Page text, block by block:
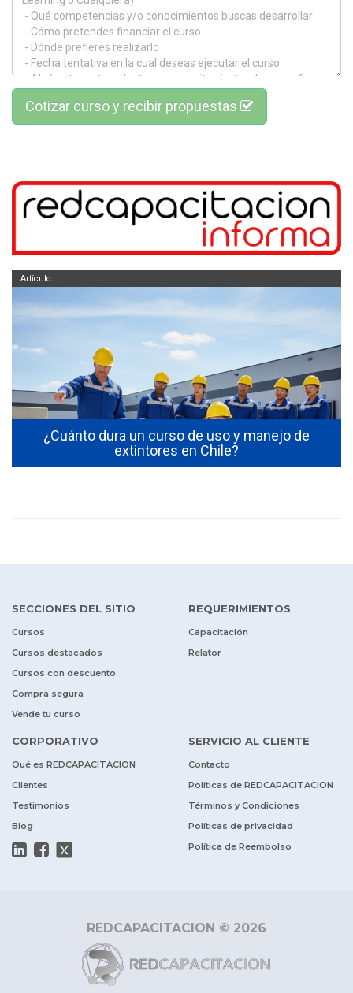
Cotizar curso y recibir propuestas
¿Cuánto dura un curso de uso y manejo de
extintores en Chile?
Artículo
SECCIONES DEL SITIO
Cursos
Cursos destacados
Cursos con descuento
Compra segura
Vende tu curso
REQUERIMIENTOS
Capacitación
Relator
CORPORATIVO
Qué es REDCAPACITACION
Clientes
Testimonios
Blog
SERVICIO AL CLIENTE
Contacto
Políticas de REDCAPACITACION
Términos y Condiciones
Políticas de privacidad
Política de Reembolso
REDCAPACITACION © 2026